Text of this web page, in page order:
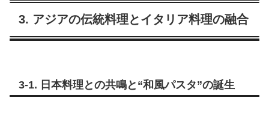
3. アジアの伝統料理とイタリア料理の融合
3-1. 日本料理との共鳴と“和風パスタ”の誕生